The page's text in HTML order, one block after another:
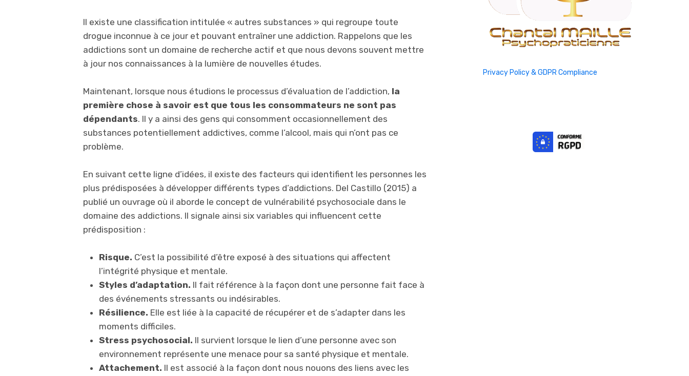
Il existe une classification intitulée « autres substances » qui regroupe toute
drogue inconnue à ce jour et pouvant entraîner une addiction. Rappelons que les
addictions sont un domaine de recherche actif et que nous devons souvent mettre
à jour nos connaissances à la lumière de nouvelles études.
Maintenant, lorsque nous étudions le processus d’évaluation de l’addiction, la
première chose à savoir est que tous les consommateurs ne sont pas
dépendants. Il y a ainsi des gens qui consomment occasionnellement des
substances potentiellement addictives, comme l’alcool, mais qui n’ont pas ce
problème.
En suivant cette ligne d’idées, il existe des facteurs qui identifient les personnes les
plus prédisposées à développer différents types d’addictions. Del Castillo (2015) a
publié un ouvrage où il aborde le concept de vulnérabilité psychosociale dans le
domaine des addictions. Il signale ainsi six variables qui influencent cette
prédisposition :
Risque. C’est la possibilité d’être exposé à des situations qui affectent
l’intégrité physique et mentale.
Styles d’adaptation. Il fait référence à la façon dont une personne fait face à
des événements stressants ou indésirables.
Résilience. Elle est liée à la capacité de récupérer et de s’adapter dans les
moments difficiles.
Stress psychosocial. Il survient lorsque le lien d’une personne avec son
environnement représente une menace pour sa santé physique et mentale.
Attachement. Il est associé à la façon dont nous nouons des liens avec les
Privacy Policy & GDPR Compliance